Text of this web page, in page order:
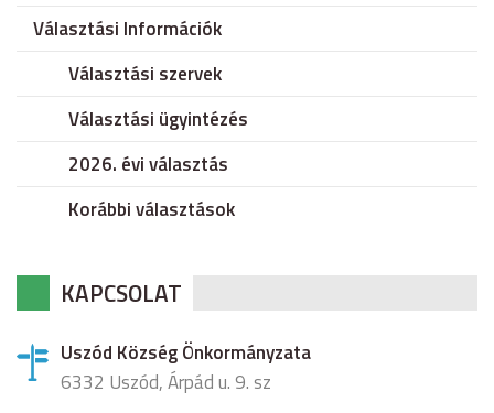
Választási Információk
Választási szervek
Választási ügyintézés
2026. évi választás
Korábbi választások
KAPCSOLAT
Uszód Község Önkormányzata
6332 Uszód, Árpád u. 9. sz